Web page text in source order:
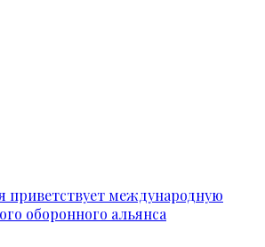
приветствует международную
оборонного альянса